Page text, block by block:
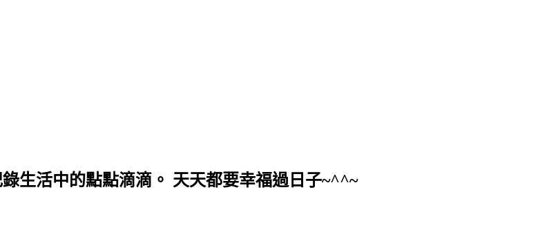
生活中的點點滴滴。 天天都要幸福過日子~^^~